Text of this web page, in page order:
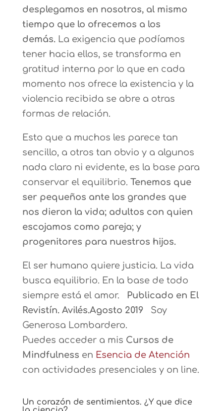
desplegamos en nosotros, al mismo
tiempo que lo ofrecemos a los
demás.La exigencia que podíamos
tener hacia ellos, se transforma en
gratitud interna por lo que en cada
momento nos ofrece la existencia y la
violencia recibida se abre a otras
formas de relación.
Esto que a muchos les parece tan
sencillo, a otros tan obvio y a algunos
nada claro ni evidente, es la base para
conservar el equilibrio. Tenemos que
ser pequeños ante los grandes que
nos dieron la vida; adultos con quien
escojamos como pareja; y
progenitores para nuestros hijos.
El ser humano quiere justicia. La vida
busca equilibrio. En la base de todo
siempre está el amor.
Publicado en El
Revistín. Avilés.Agosto 2019Soy
Generosa Lombardero.
Puedes acceder a mis Cursos de
Mindfulness en Esencia de Atención
con actividades presenciales y on line.
Un corazón de sentimientos. ¿Y que dice